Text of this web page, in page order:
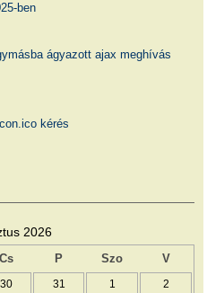
ben
ágyazott ajax meghívás
kérés
2026
Cs P Szo V
30 31 1 2